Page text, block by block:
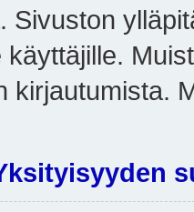
Sivuston
käyttäjille.
kirjautumista.